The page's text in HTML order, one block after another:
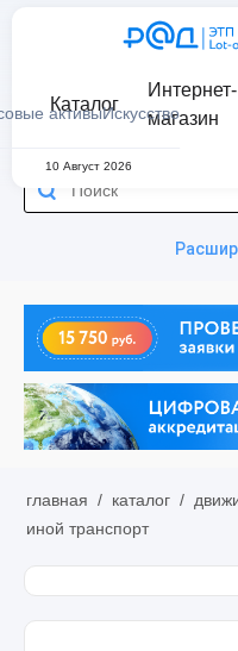
активыИскусство
Каталог
Интернет-
магазин
10 Август 2026
главная / каталог /
иной транспорт